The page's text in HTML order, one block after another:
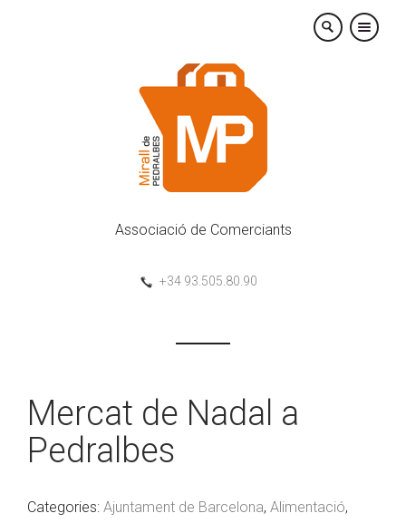
×
Associació de Comerciants
+34 93.505.80.90
Mercat de Nadal a
Pedralbes
Categories: Ajuntament de Barcelona, Alimentació,